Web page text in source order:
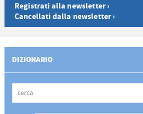
Registrati alla newsletter ›
Cancellati dalla newsletter ›
DIZIONARIO